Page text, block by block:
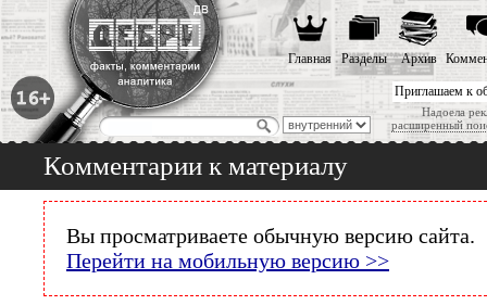
Приглашаем к
Надоела
расширенный
Главная Разделы Архив
Комментарии к материалу
Вы просматриваете обычную версию сайта.
Перейти на мобильную версию >>